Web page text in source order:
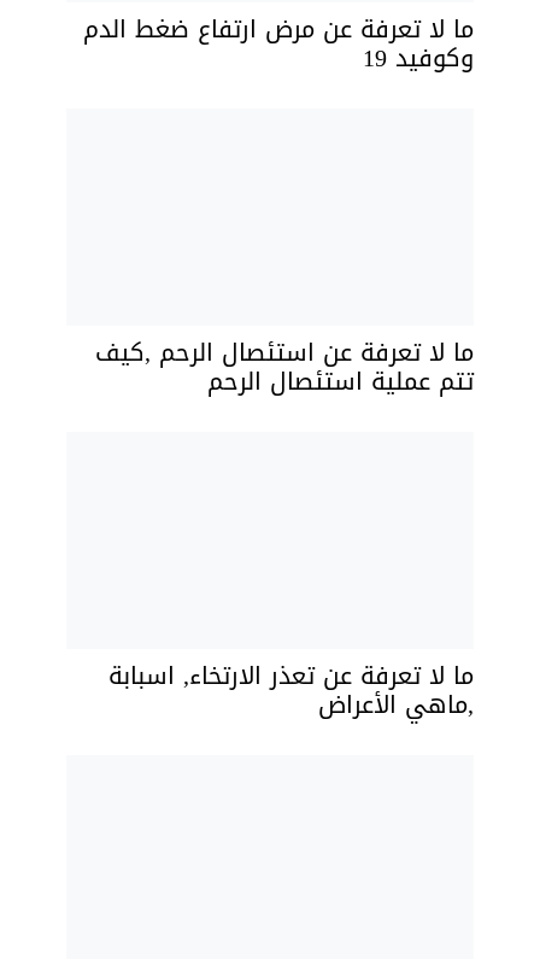
ما لا تعرفة عن مرض ارتفاع ضغط الدم
وكوفيد 19
ما لا تعرفة عن استئصال الرحم ,كيف
تتم عملية استئصال الرحم
ما لا تعرفة عن تعذر الارتخاء, اسبابة
,ماهي الأعراض